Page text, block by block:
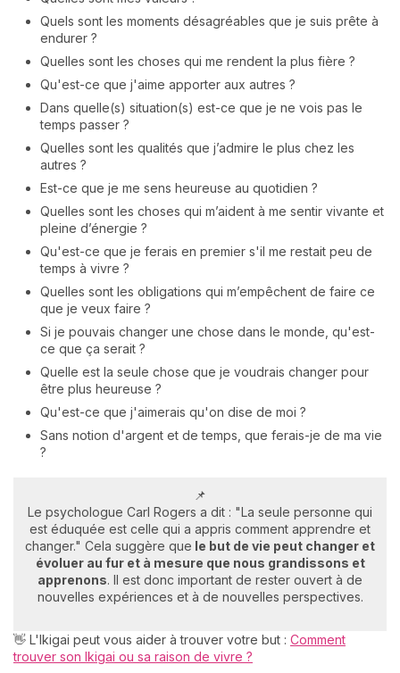
Quels sont les moments désagréables que je suis prête à
endurer ?
Quelles sont les choses qui me rendent la plus fière ?
Qu'est-ce que j'aime apporter aux autres ?
Dans quelle(s) situation(s) est-ce que je ne vois pas le
temps passer ?
Quelles sont les qualités que j’admire le plus chez les
autres ?
Est-ce que je me sens heureuse au quotidien ?
Quelles sont les choses qui m’aident à me sentir vivante et
pleine d’énergie ?
Qu'est-ce que je ferais en premier s'il me restait peu de
temps à vivre ?
Quelles sont les obligations qui m’empêchent de faire ce
que je veux faire ?
Si je pouvais changer une chose dans le monde, qu'est-
ce que ça serait ?
Quelle est la seule chose que je voudrais changer pour
être plus heureuse ?
Qu'est-ce que j'aimerais qu'on dise de moi ?
Sans notion d'argent et de temps, que ferais-je de ma vie
?
📌
Le psychologue Carl Rogers a dit : "La seule personne qui
est éduquée est celle qui a appris comment apprendre et
changer." Cela suggère que le but de vie peut changer et
évoluer au fur et à mesure que nous grandissons et
apprenons. Il est donc important de rester ouvert à de
nouvelles expériences et à de nouvelles perspectives.
👋 L'Ikigai peut vous aider à trouver votre but : Comment
trouver son Ikigai ou sa raison de vivre ?